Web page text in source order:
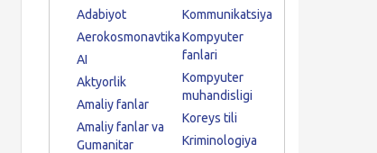
Adabiyot
Aerokosmonavtika
AI
Aktyorlik
Amaliy fanlar
Amaliy fanlar va
Gumanitar
Kommunikatsiya
Kompyuter
fanlari
Kompyuter
muhandisligi
Koreys tili
Kriminologiya